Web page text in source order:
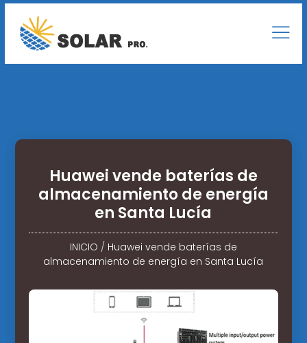
Huawei vende baterías de
almacenamiento de energía
en Santa Lucía
INICIO / Huawei vende baterías de
almacenamiento de energía en Santa Lucía